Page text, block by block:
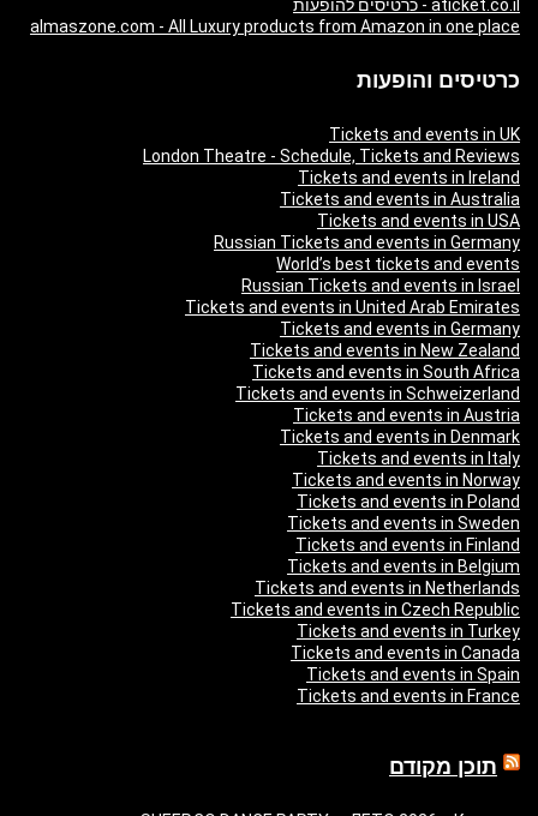
aticket.co.il - כרטיסים להופעות
almaszone.com - All Luxury products from Amazon in one place
כרטיסים והופעות
Tickets and events in UK
London Theatre - Schedule, Tickets and Reviews
Tickets and events in Ireland
Tickets and events in Australia
Tickets and events in USA
Russian Tickets and events in Germany
World’s best tickets and events
Russian Tickets and events in Israel
Tickets and events in United Arab Emirates
Tickets and events in Germany
Tickets and events in New Zealand
Tickets and events in South Africa
Tickets and events in Schweizerland
Tickets and events in Austria
Tickets and events in Denmark
Tickets and events in Italy
Tickets and events in Norway
Tickets and events in Poland
Tickets and events in Sweden
Tickets and events in Finland
Tickets and events in Belgium
Tickets and events in Netherlands
Tickets and events in Czech Republic
Tickets and events in Turkey
Tickets and events in Canada
Tickets and events in Spain
Tickets and events in France
תוכן מקודם